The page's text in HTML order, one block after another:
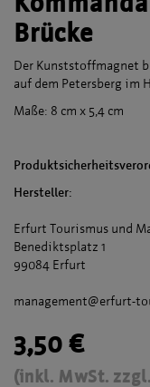
Brücke
Der Kunststoffmagnet
auf dem Petersberg im
Maße: 8 cm x 5,4 cm
Hersteller:
Erfurt Tourismus und
Benediktsplatz 1
99084 Erfurt
management@erfurt-
3,50 €
(inkl. MwSt.